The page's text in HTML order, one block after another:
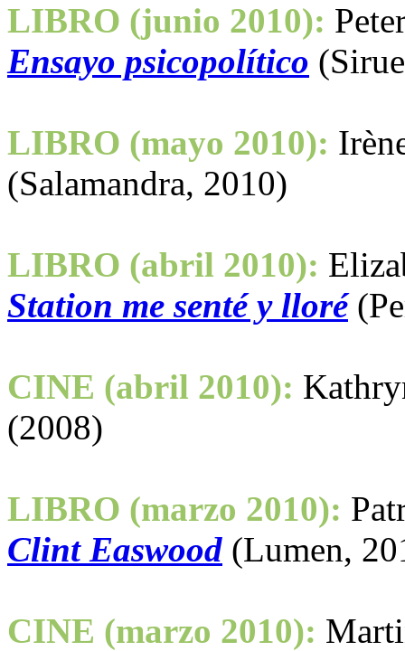
LIBRO (junio 2010):
Ensayo psicopolítico
LIBRO (mayo 2010):
(Salamandra, 2010)
LIBRO (abril 2010):
Station me senté y lloré
CINE (abril 2010):
(2008)
LIBRO (marzo 2010):
Clint Easwood (Lumen,
CINE (marzo 2010):